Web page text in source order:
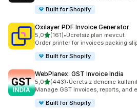
Built for Shopify
Oxilayer PDF Invoice Generator
5,05 yıldız üzerinden
(161)
toplam 161 değerlendirme
•Ücretsiz plan mevcut
Order printer for invoices packing
Built for Shopify
WebPlanex: GST Invoice India
5,05 yıldız üzerinden
(443)
toplam 443 değerlendirme
•Ücretsiz deneme
Manage GST invoices, reports, and
Built for Shopify